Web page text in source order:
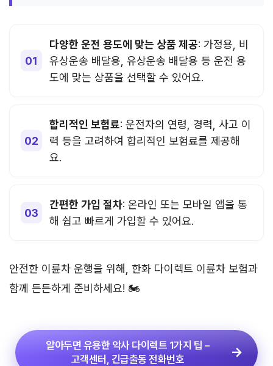
다양한 운전 용도에 맞는 상품 제공: 가정용, 비
유상운송 배달용, 유상운송 배달용 등 운전 용
도에 맞는 상품을 선택할 수 있어요.
합리적인 보험료: 운전자의 연령, 경력, 사고 이
력 등을 고려하여 합리적인 보험료를 제공해
요.
간편한 가입 절차: 온라인 또는 모바일 앱을 통
해 쉽고 빠르게 가입할 수 있어요.
안전한 이륜차 운행을 위해, 한화 다이렉트 이륜차 보험과
함께 든든하게 준비하세요! 🏍️
알아두면 유용한 악사 다이렉트 1가지 팁 –
고객센터, 긴급출동 전화번호